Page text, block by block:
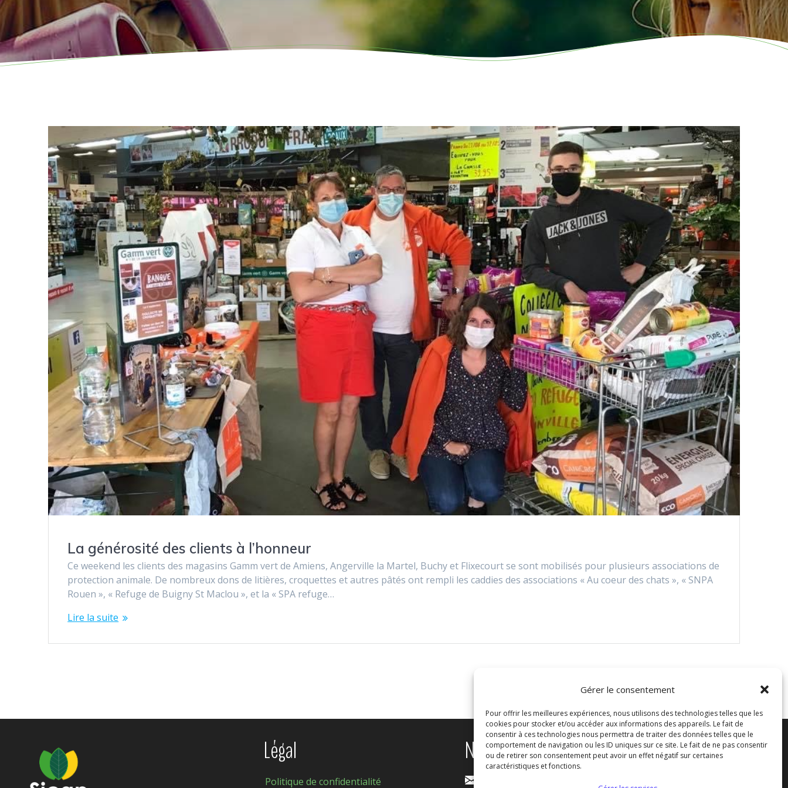
Gérer le consentement
Pour offrir les meilleures expériences, nous utilisons des technologies telles que les
cookies pour stocker et/ou accéder aux informations des appareils. Le fait de
consentir à ces technologies nous permettra de traiter des données telles que le
comportement de navigation ou les ID uniques sur ce site. Le fait de ne pas consentir
ou de retirer son consentement peut avoir un effet négatif sur certaines
caractéristiques et fonctions.
La générosité des clients à l’honneur
Ce weekend les clients des magasins Gamm vert de Amiens, Angerville la Martel, Buchy et Flixecourt se sont mobilisés pour plusieurs associations de
protection animale. De nombreux dons de litières, croquettes et autres pâtés ont rempli les caddies des associations « Au coeur des chats », « SNPA
Rouen », « Refuge de Buigny St Maclou », et la « SPA refuge…
Lire la suite
Légal
Politique de confidentialité
Nous contacter